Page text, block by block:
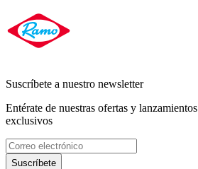
Suscríbete a nuestro newsletter
Entérate de nuestras ofertas y lanzamientos
exclusivos
Suscríbete